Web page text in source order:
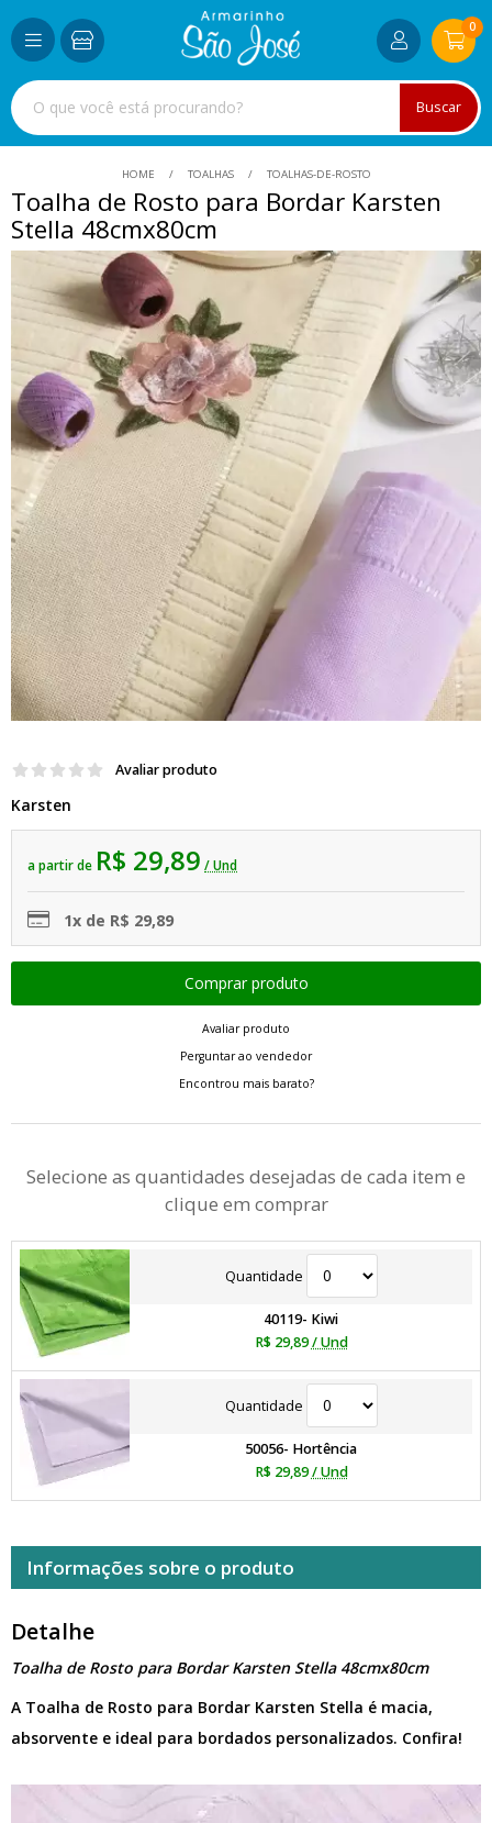
Buscar
0
HOME TOALHAS TOALHAS-DE-ROSTO
Toalha de Rosto para Bordar Karsten
Stella 48cmx80cm
Avaliar produto
Karsten
a partir de R$ 29,89 / Und
1x de R$ 29,89
Avaliar produto
Perguntar ao vendedor
Encontrou mais barato?
Selecione as quantidades desejadas de cada item e
clique em comprar
Quantidade
40119- Kiwi
R$ 29,89 / Und
Quantidade
50056- Hortência
R$ 29,89 / Und
Informações sobre o produto
Detalhe
Toalha de Rosto para Bordar Karsten Stella 48cmx80cm
A Toalha de Rosto para Bordar Karsten Stella é macia,
absorvente e ideal para bordados personalizados. Confira!